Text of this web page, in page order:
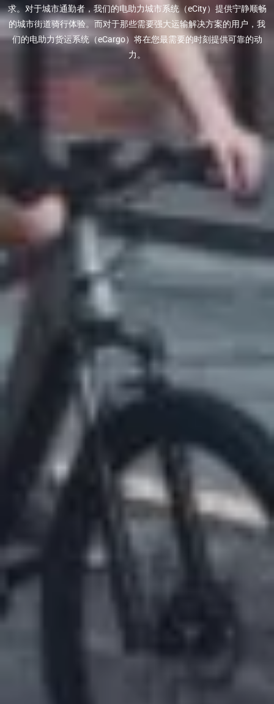
求。对于城市通勤者，我们的电助力城市系统（eCity）提供宁静顺畅
的城市街道骑行体验。而对于那些需要强大运输解决方案的用户，我
们的电助力货运系统（eCargo）将在您最需要的时刻提供可靠的动
力。